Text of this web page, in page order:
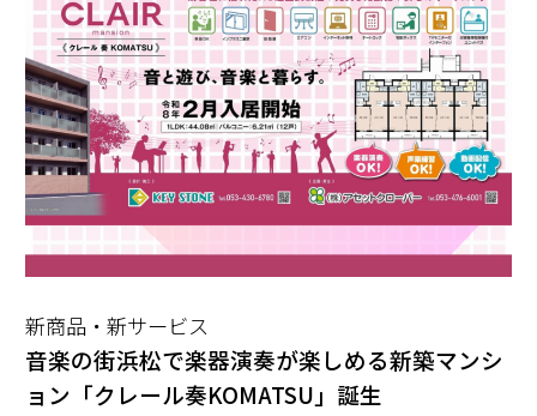
新商品・新サービス
音楽の街浜松で楽器演奏が楽しめる新築マンシ
ョン「クレール奏KOMATSU」誕生